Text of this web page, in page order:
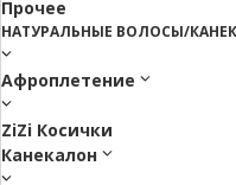
Прочее
НАТУРАЛЬНЫЕ ВОЛОСЫ/
Афроплетение
ZiZi Косички
Канекалон